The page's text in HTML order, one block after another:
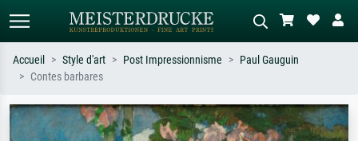
Recherchez par artiste, titre ou style –
ex. Monet, Nuit étoilée,
Décrivez la scène – ex. prairie verte,
abstrait avec beaucoup de rouge,
Accueil Style d'art Post Impressionnisme
Paul Gauguin
Contes barbares